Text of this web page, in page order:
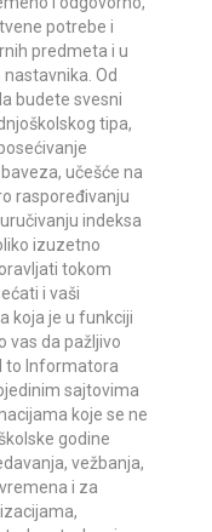
potrebe i
predmeta i u
Od
budete svesni
tipa,
učešće na
raspoređivanju
indeksa
izuzetno
tokom
i vaši
koja je u funkciji
vas da pažljivo
to Informatora
sajtovima
koje se ne
godine
vežbanja,
i za